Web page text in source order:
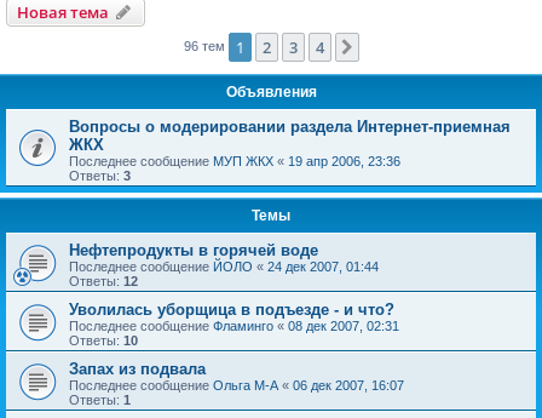
Новая тема
96 тем 1 2 3 4
Объявления
Вопросы о модерировании раздела Интернет-приемная
ЖКХ
Последнее сообщение МУП ЖКХ « 19 апр 2006, 23:36
Ответы: 3
Темы
Нефтепродукты в горячей воде
Последнее сообщение ЙОЛО « 24 дек 2007, 01:44
Ответы: 12
Уволилась уборщица в подъезде - и что?
Последнее сообщение Фламинго « 08 дек 2007, 02:31
Ответы: 10
Запах из подвала
Последнее сообщение Ольга М-А « 06 дек 2007, 16:07
Ответы: 1